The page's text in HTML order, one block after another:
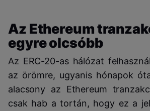
Az Ethereum
egyre olcsóbb
Az ERC-20-as hálózat
az örömre, ugyanis hónapok
alacsony az Ethereum
csak hab a tortán, hogy ez a